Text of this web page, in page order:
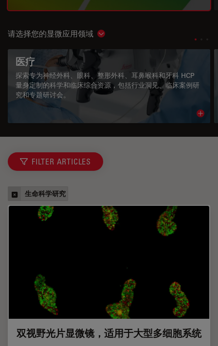
请选择您的显微应用领域 Show subnavigation
医疗
探索专为神经外科、眼科、整形外科、耳鼻喉科和牙科 HCP
量身定制的科学和临床综合资源，包括行业洞见、临床案例研
究和专题研讨会。
FILTER ARTICLES
生命科学研究
双视野光片显微镜，适用于大型多细胞系统